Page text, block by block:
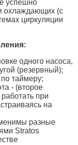
успешно
охлаждающих (с
циркуляции
одного насоса,
(резервный);
таймеру;
- (второе
при
на
разные
Stratos